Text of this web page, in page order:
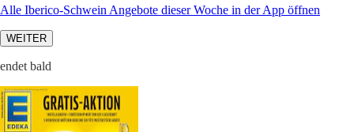
Alle Iberico-Schwein Angebote dieser Woche in der App öffnen
WEITER
endet bald